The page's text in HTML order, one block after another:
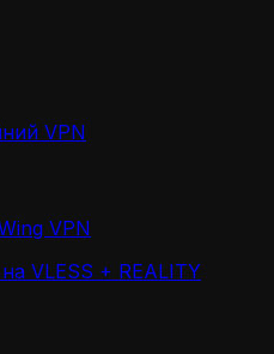
VPN
VPN
VLESS + REALITY